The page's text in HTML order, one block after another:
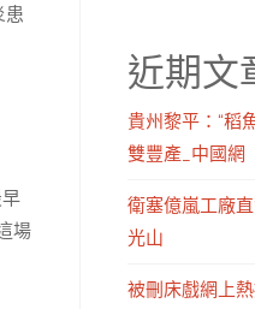
患
場
近期文
貴州黎平：“稻
雙豐產_中國網
衛塞億嵐工廠
光山
被刪床戲網上